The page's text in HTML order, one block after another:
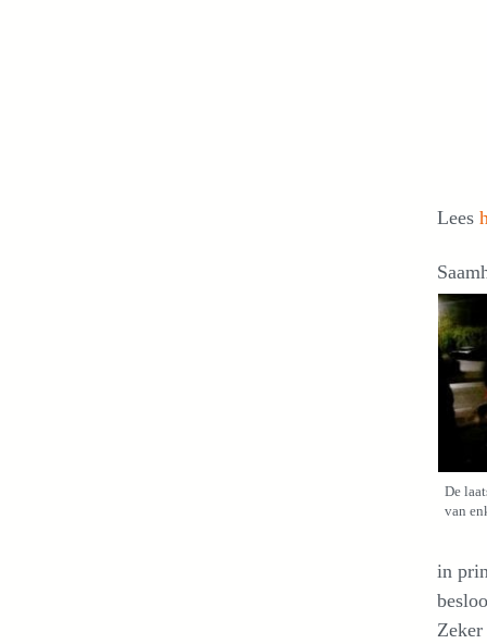
Lees
De
van
in